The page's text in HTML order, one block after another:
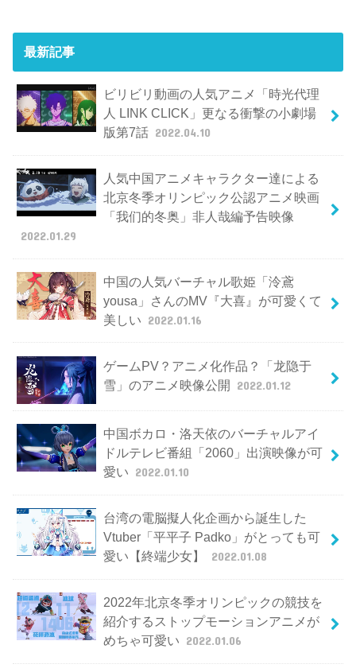
最新記事
ビリビリ動画の人気アニメ「時光代理
人 LINK CLICK」更なる衝撃の小劇場
版第7話 2022.04.10
人気中国アニメキャラクター達による
北京冬季オリンピック公認アニメ映画
「我们的冬奥」非人哉編予告映像
2022.01.29
中国の人気バーチャル歌姫「泠鳶
yousa」さんのMV『大喜』が可愛くて
美しい 2022.01.16
ゲームPV？アニメ化作品？「龙隐于
雪」のアニメ映像公開 2022.01.12
中国ボカロ・洛天依のバーチャルアイ
ドルテレビ番組「2060」出演映像が可
愛い 2022.01.10
台湾の電脳擬人化企画から誕生した
Vtuber「平平子 Padko」がとっても可
愛い【終端少女】
2022.01.08
2022年北京冬季オリンピックの競技を
紹介するストップモーションアニメが
めちゃ可愛い 2022.01.06